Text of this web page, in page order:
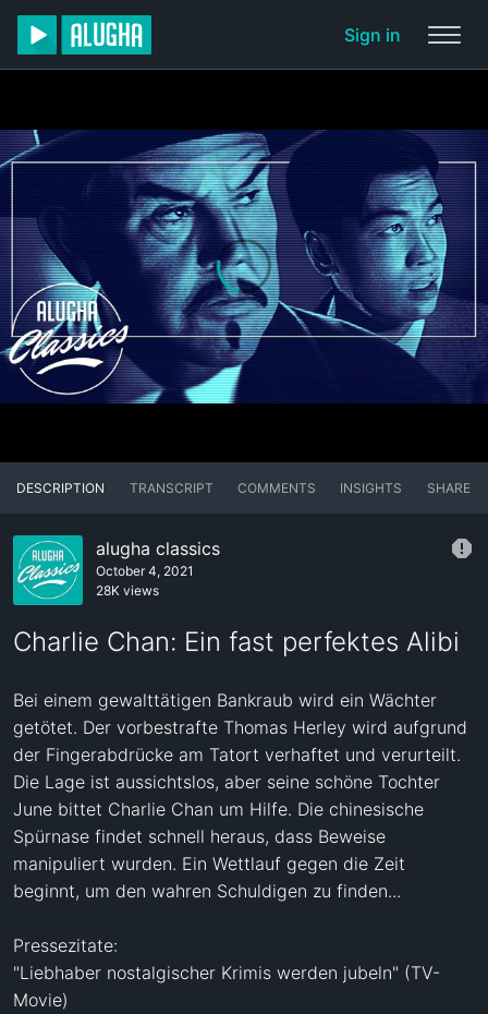
Sign in
DESCRIPTION TRANSCRIPT COMMENTS INSIGHTS SHARE
alugha classics
October 4, 2021
28K views
Charlie Chan: Ein fast perfektes Alibi
Bei einem gewalttätigen Bankraub wird ein Wächter
getötet. Der vorbestrafte Thomas Herley wird aufgrund
der Fingerabdrücke am Tatort verhaftet und verurteilt.
Die Lage ist aussichtslos, aber seine schöne Tochter
June bittet Charlie Chan um Hilfe. Die chinesische
Spürnase findet schnell heraus, dass Beweise
manipuliert wurden. Ein Wettlauf gegen die Zeit
beginnt, um den wahren Schuldigen zu finden...
Pressezitate:
"Liebhaber nostalgischer Krimis werden jubeln" (TV-
Movie)